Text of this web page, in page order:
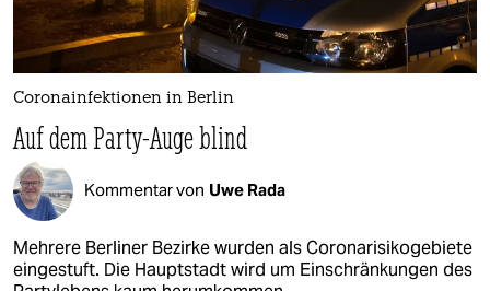
Coronainfektionen in Berlin
Auf dem Party-Auge blind
Kommentar von Uwe Rada
Mehrere Berliner Bezirke wurden als Coronarisikogebiete
eingestuft. Die Hauptstadt wird um Einschränkungen des